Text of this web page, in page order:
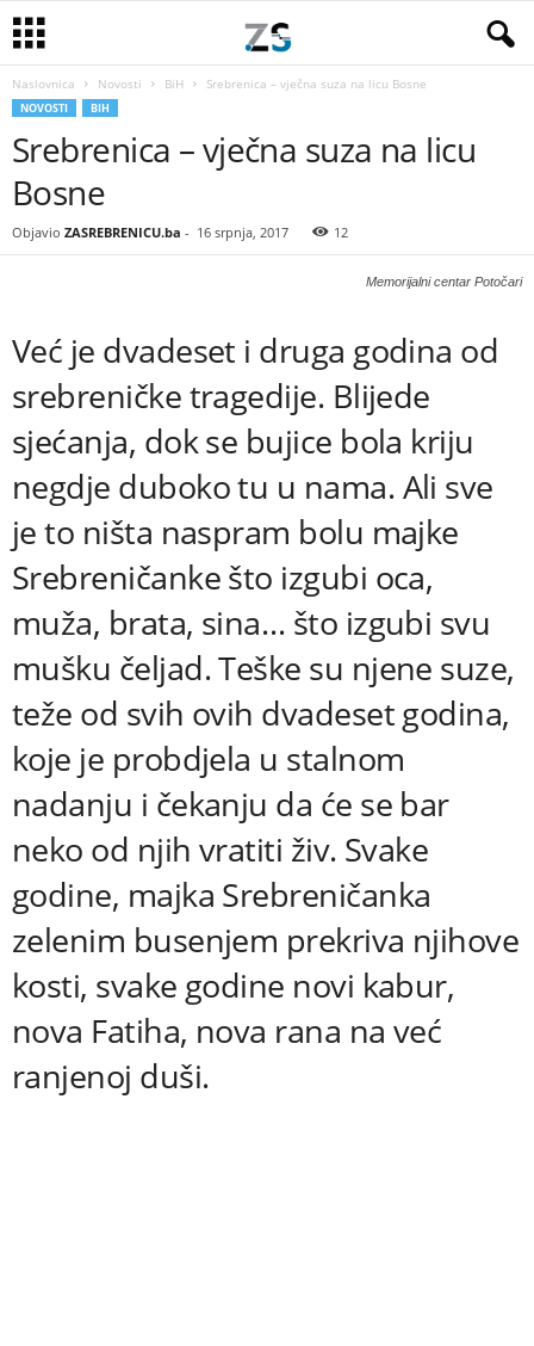
Naslovnica Novosti BiH Srebrenica – vječna suza na licu Bosne
NOVOSTI BIH
Srebrenica – vječna suza na licu
Bosne
Objavio ZASREBRENICU.ba - 16 srpnja, 2017 12
Memorijalni centar Potočari
Već je dvadeset i druga godina od
srebreničke tragedije. Blijede
sjećanja, dok se bujice bola kriju
negdje duboko tu u nama. Ali sve
je to ništa naspram bolu majke
Srebreničanke što izgubi oca,
muža, brata, sina… što izgubi svu
mušku čeljad. Teške su njene suze,
teže od svih ovih dvadeset godina,
koje je probdjela u stalnom
nadanju i čekanju da će se bar
neko od njih vratiti živ. Svake
godine, majka Srebreničanka
zelenim busenjem prekriva njihove
kosti, svake godine novi kabur,
nova Fatiha, nova rana na već
ranjenoj duši.